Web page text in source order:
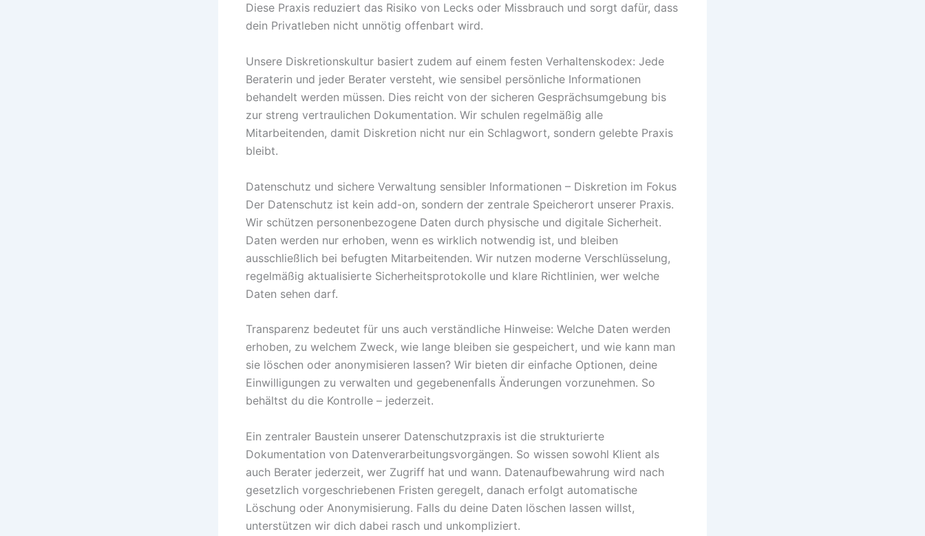
Diese Praxis reduziert das Risiko von Lecks oder Missbrauch und sorgt dafür, dass
dein Privatleben nicht unnötig offenbart wird.
Unsere Diskretionskultur basiert zudem auf einem festen Verhaltenskodex: Jede
Beraterin und jeder Berater versteht, wie sensibel persönliche Informationen
behandelt werden müssen. Dies reicht von der sicheren Gesprächsumgebung bis
zur streng vertraulichen Dokumentation. Wir schulen regelmäßig alle
Mitarbeitenden, damit Diskretion nicht nur ein Schlagwort, sondern gelebte Praxis
bleibt.
Datenschutz und sichere Verwaltung sensibler Informationen – Diskretion im Fokus
Der Datenschutz ist kein add-on, sondern der zentrale Speicherort unserer Praxis.
Wir schützen personenbezogene Daten durch physische und digitale Sicherheit.
Daten werden nur erhoben, wenn es wirklich notwendig ist, und bleiben
ausschließlich bei befugten Mitarbeitenden. Wir nutzen moderne Verschlüsselung,
regelmäßig aktualisierte Sicherheitsprotokolle und klare Richtlinien, wer welche
Daten sehen darf.
Transparenz bedeutet für uns auch verständliche Hinweise: Welche Daten werden
erhoben, zu welchem Zweck, wie lange bleiben sie gespeichert, und wie kann man
sie löschen oder anonymisieren lassen? Wir bieten dir einfache Optionen, deine
Einwilligungen zu verwalten und gegebenenfalls Änderungen vorzunehmen. So
behältst du die Kontrolle – jederzeit.
Ein zentraler Baustein unserer Datenschutzpraxis ist die strukturierte
Dokumentation von Datenverarbeitungsvorgängen. So wissen sowohl Klient als
auch Berater jederzeit, wer Zugriff hat und wann. Datenaufbewahrung wird nach
gesetzlich vorgeschriebenen Fristen geregelt, danach erfolgt automatische
Löschung oder Anonymisierung. Falls du deine Daten löschen lassen willst,
unterstützen wir dich dabei rasch und unkompliziert.